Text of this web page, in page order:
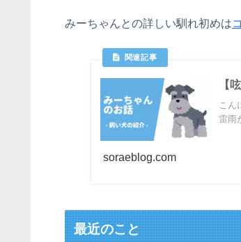
みーちゃんとの詳しい馴れ初めは
【
こん
雷雨
soraeblog.com
最近のこと